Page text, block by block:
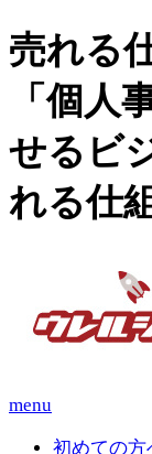
売れ
「個人
せるビ
れる仕
menu
初めての方